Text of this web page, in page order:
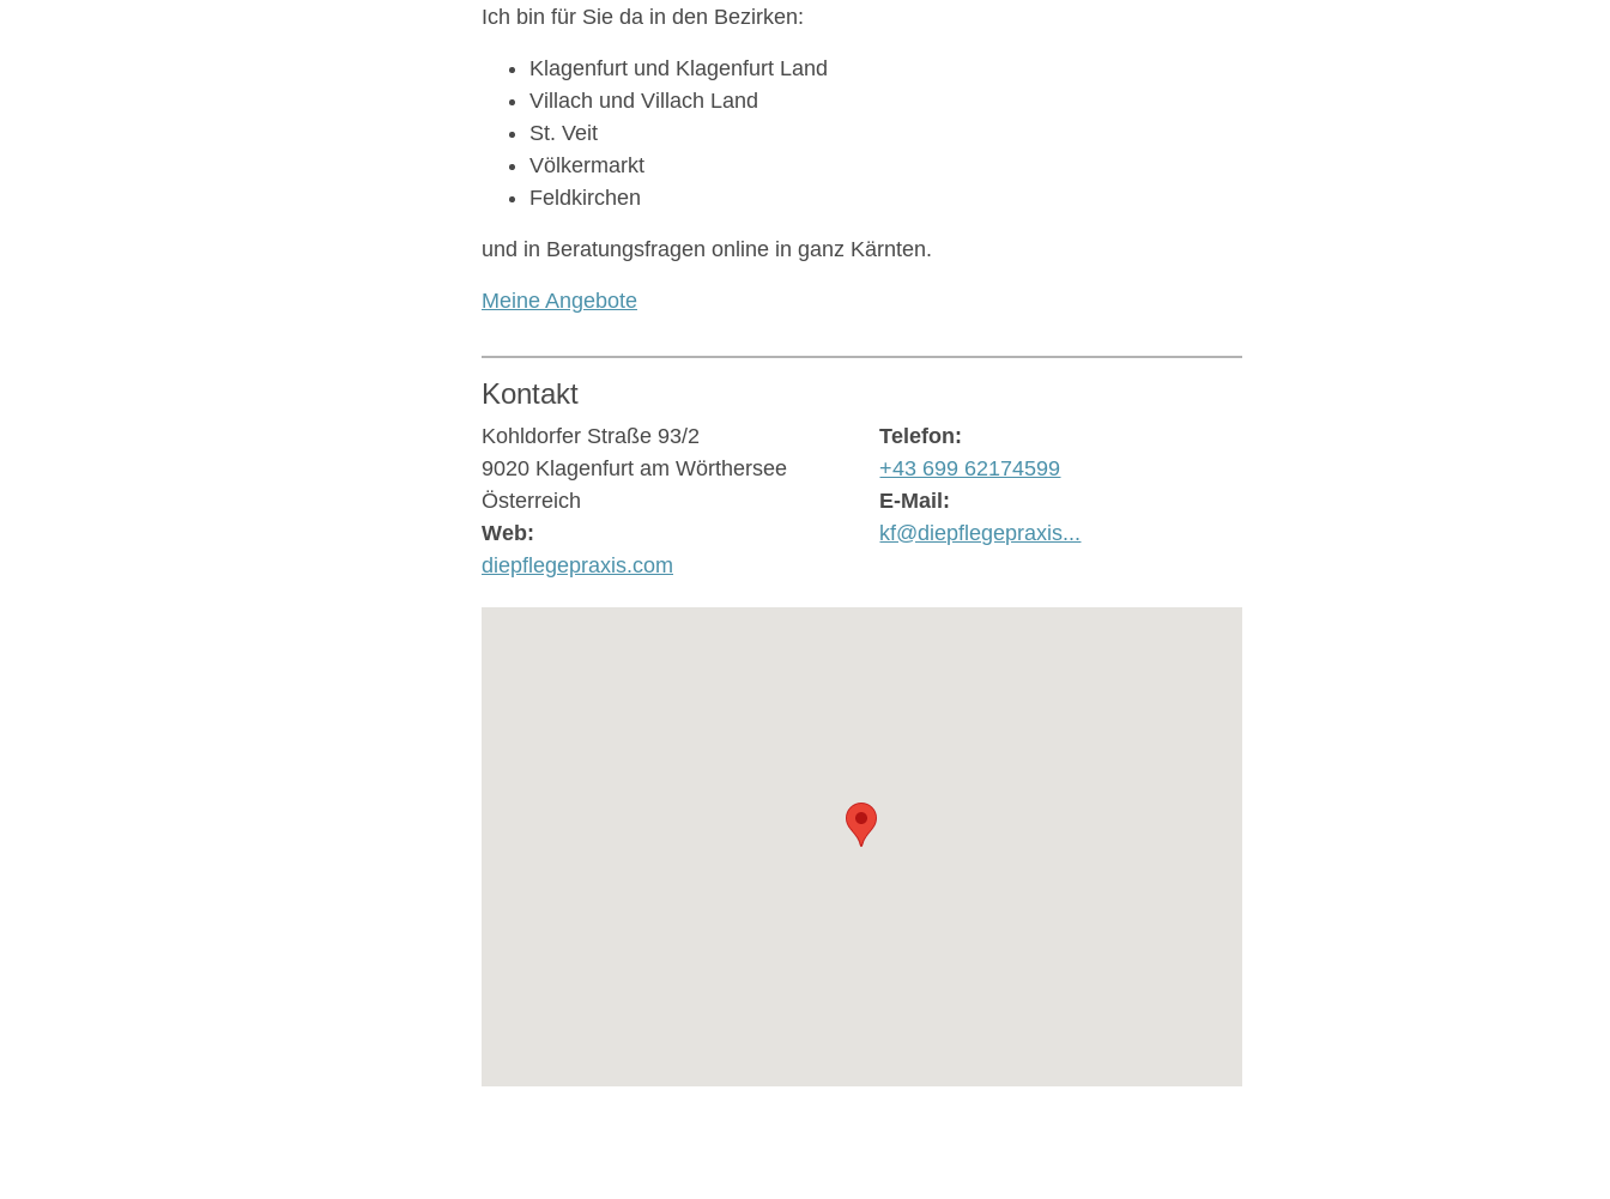
Ich bin für Sie da in den Bezirken:
Klagenfurt und Klagenfurt Land
Villach und Villach Land
St. Veit
Völkermarkt
Feldkirchen
und in Beratungsfragen online in ganz Kärnten.
Meine Angebote
Kontakt
Kohldorfer Straße 93/2
9020 Klagenfurt am Wörthersee
Österreich
Web:
diepflegepraxis.com
Telefon:
+43 699 62174599
E-Mail:
kf@diepflegepraxis...